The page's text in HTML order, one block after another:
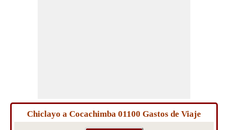
Chiclayo a Cocachimba 01100 Gastos de Viaje